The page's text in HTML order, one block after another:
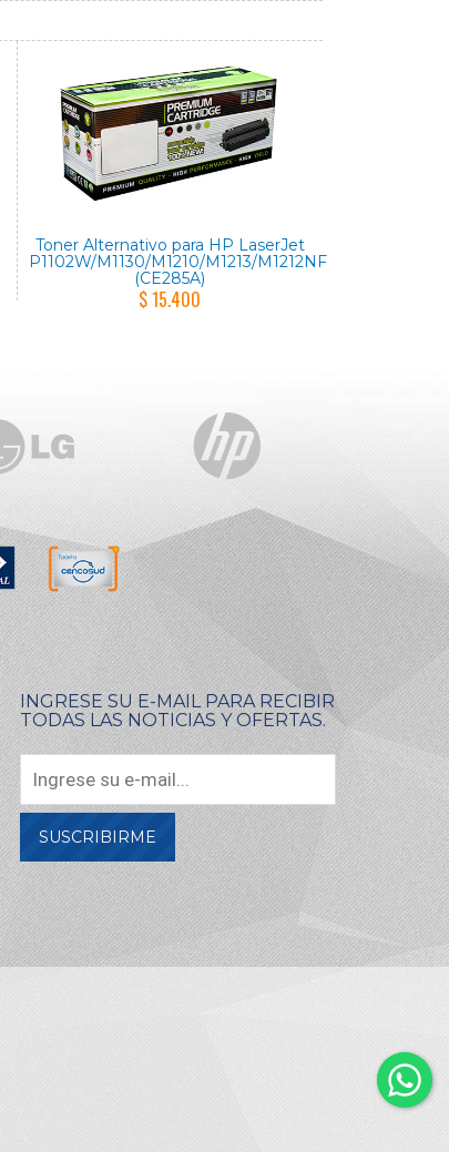
Toner Alternativo para HP LaserJet
P1102W/M1130/M1210/M1213/M1212NF
(CE285A)
$ 15.400
INGRESE SU E-MAIL PARA RECIBIR
TODAS LAS NOTICIAS Y OFERTAS.
SUSCRIBIRME